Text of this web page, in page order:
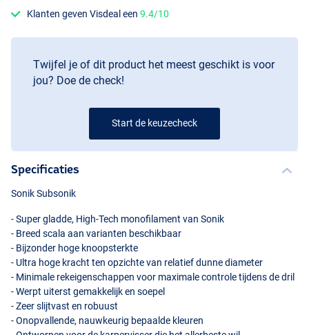
Klanten geven Visdeal een9.4/10
Twijfel je of dit product het meest geschikt is voor
jou? Doe de check!
Start de keuzecheck
Specificaties
Sonik Subsonik
- Super gladde, High-Tech monofilament van Sonik
- Breed scala aan varianten beschikbaar
- Bijzonder hoge knoopsterkte
- Ultra hoge kracht ten opzichte van relatief dunne diameter
- Minimale rekeigenschappen voor maximale controle tijdens de dril
- Werpt uiterst gemakkelijk en soepel
- Zeer slijtvast en robuust
- Onopvallende, nauwkeurig bepaalde kleuren